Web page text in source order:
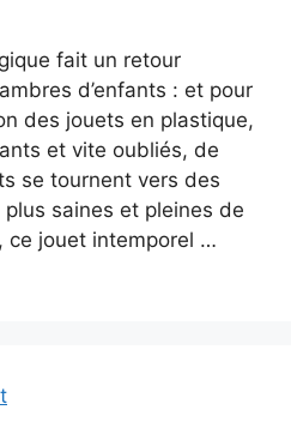
fait un retour
d’enfants : et pour
des jouets en plastique,
et vite oubliés, de
se tournent vers des
saines et pleines de
ce jouet intemporel …